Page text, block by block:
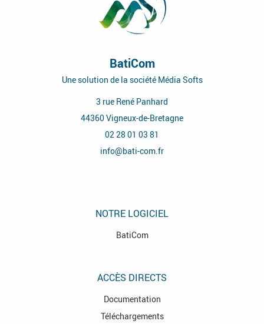
BatiCom
Une solution de la société Média Softs
3 rue René Panhard
44360Vigneux-de-Bretagne
02 28 01 03 81
info@bati-com.fr
NOTRE LOGICIEL
BatiCom
ACCÈS DIRECTS
Documentation
Téléchargements